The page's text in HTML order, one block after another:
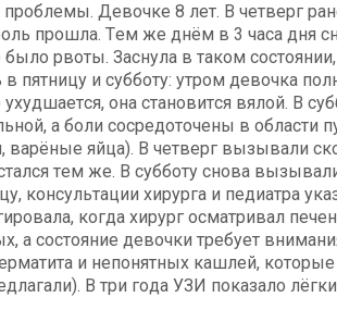
Девочке 8 лет. В четверг
прошла. Тем же днём в 3 часа дня
рвоты. Заснула в таком
пятницу и субботу: утром девочка
она становится вялой. В
а боли сосредоточены в области
варёные яйца). В четверг вызывали
тем же. В субботу снова
консультации хирурга и педиатра
когда хирург осматривал
а состояние девочки требует
и непонятных кашлей,
В три года УЗИ показало